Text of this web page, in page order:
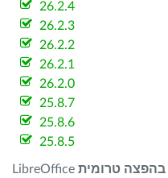
26.2.4
26.2.3
26.2.2
26.2.1
26.2.0
25.8.7
25.8.6
25.8.5
בהפצה טרומית